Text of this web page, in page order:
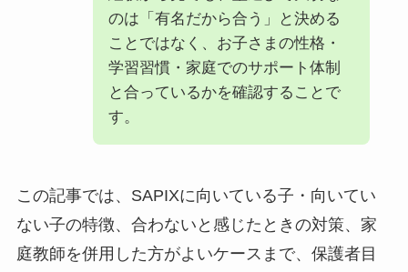
のは「有名だから合う」と決める
ことではなく、お子さまの性格・
学習習慣・家庭でのサポート体制
と合っているかを確認することで
す。
この記事では、SAPIXに向いている子・向いてい
ない子の特徴、合わないと感じたときの対策、家
庭教師を併用した方がよいケースまで、保護者目